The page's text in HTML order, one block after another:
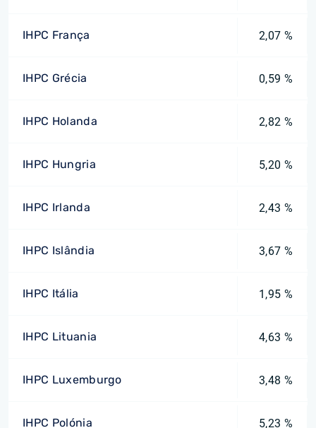
IHPC França 2,07 %
IHPC Grécia 0,59 %
IHPC Holanda 2,82 %
IHPC Hungria 5,20 %
IHPC Irlanda 2,43 %
IHPC Islândia 3,67 %
IHPC Itália 1,95 %
IHPC Lituania 4,63 %
IHPC Luxemburgo 3,48 %
IHPC Polónia 5,23 %